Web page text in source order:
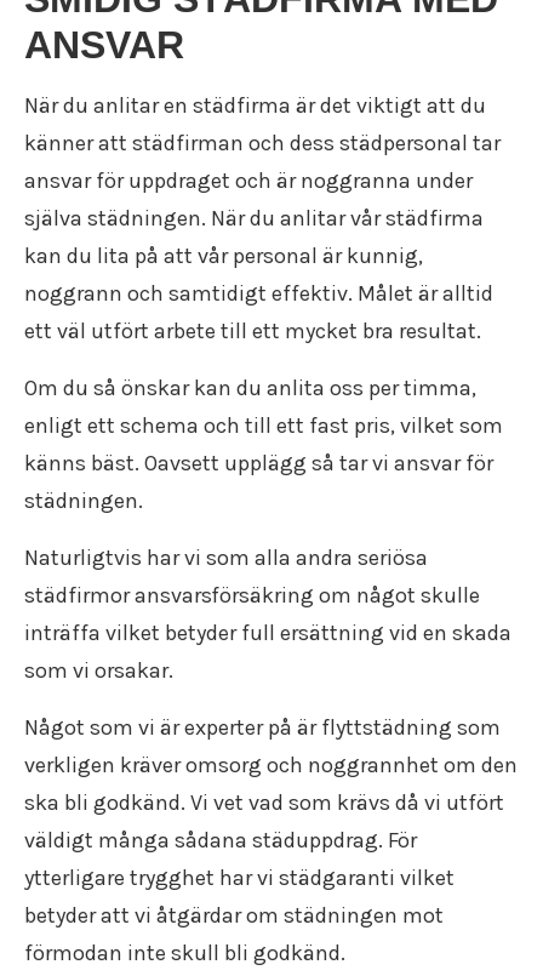
Flyttfirma Mariefred
Flyttfirma Nacka
Flyttfirma Norberg
Flyttfirma Norge
Flyttfirma Nynäshamn
Flyttfirma Nässjö
Flyttfirma Oxelösund
Flyttfirma Sala
Flyttfirma Skinnskatteberg
Flyttfirma Surahammar
Flyttfirma Sverige
Flyttfirma Tranås
Flyttfirma Tumba
Flyttfirma Vimmerby
Flyttfirma Vingåker
Flyttfirma Åkers Styckebruk
Flyttfirma Åland
Flyttfirma Ödeshög
Flyttfirma Söderort
Flyttfirma Södermanland
Flyttfirma Västmanland
Internationell flyttfirma
ANSVAR
När du anlitar en städfirma är det viktigt att du
känner att städfirman och dess städpersonal tar
ansvar för uppdraget och är noggranna under
själva städningen. När du anlitar vår städfirma
kan du lita på att vår personal är kunnig,
noggrann och samtidigt effektiv. Målet är alltid
ett väl utfört arbete till ett mycket bra resultat.
Om du så önskar kan du anlita oss per timma,
enligt ett schema och till ett fast pris, vilket som
känns bäst. Oavsett upplägg så tar vi ansvar för
städningen.
Naturligtvis har vi som alla andra seriösa
städfirmor ansvarsförsäkring om något skulle
inträffa vilket betyder full ersättning vid en skada
som vi orsakar.
Något som vi är experter på är flyttstädning som
verkligen kräver omsorg och noggrannhet om den
ska bli godkänd. Vi vet vad som krävs då vi utfört
väldigt många sådana städuppdrag. För
ytterligare trygghet har vi städgaranti vilket
betyder att vi åtgärdar om städningen mot
förmodan inte skull bli godkänd.